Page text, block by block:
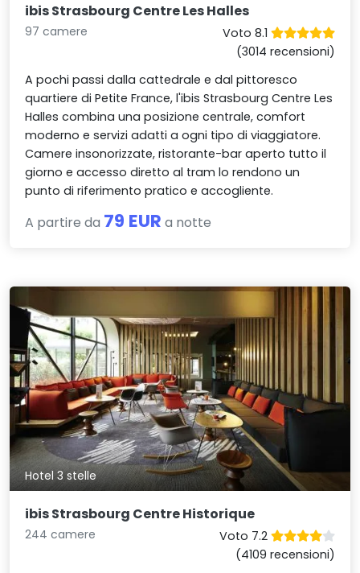
ibis Strasbourg Centre Les Halles
97 camere
Voto 8.1
(3014 recensioni)
A pochi passi dalla cattedrale e dal pittoresco
quartiere di Petite France, l'ibis Strasbourg Centre Les
Halles combina una posizione centrale, comfort
moderno e servizi adatti a ogni tipo di viaggiatore.
Camere insonorizzate, ristorante-bar aperto tutto il
giorno e accesso diretto al tram lo rendono un
punto di riferimento pratico e accogliente.
A partire da 79 EUR a notte
Hotel 3 stelle
ibis Strasbourg Centre Historique
244 camere
Voto 7.2
(4109 recensioni)